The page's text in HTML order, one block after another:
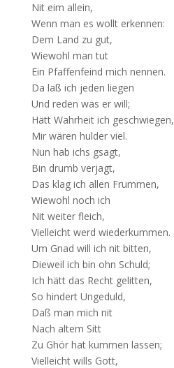
Nit eim allein,
Wenn man es wollt erkennen:
Dem Land zu gut,
Wiewohl man tut
Ein Pfaffenfeind mich nennen.
Da laß ich jeden liegen
Und reden was er will;
Hätt Wahrheit ich geschwiegen,
Mir wären hulder viel.
Nun hab ichs gsagt,
Bin drumb verjagt,
Das klag ich allen Frummen,
Wiewohl noch ich
Nit weiter fleich,
Vielleicht werd wiederkummen.
Um Gnad will ich nit bitten,
Dieweil ich bin ohn Schuld;
Ich hätt das Recht gelitten,
So hindert Ungeduld,
Daß man mich nit
Nach altem Sitt
Zu Ghör hat kummen lassen;
Vielleicht wills Gott,